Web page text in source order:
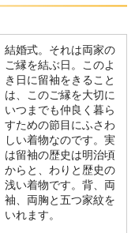
結婚式。それは両家の
ご縁を結ぶ日。このよ
き日に留袖をきること
は、このご縁を大切に
いつまでも仲良く暮ら
すための節目にふさわ
しい着物なのです。実
は留袖の歴史は明治頃
からと、わりと歴史の
浅い着物です。背、両
袖、両胸と五つ家紋を
いれます。